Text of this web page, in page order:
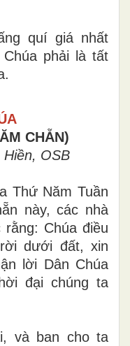
quí giá nhất
phải là tất
CHẴN)
Hiền, OSB
Thứ Năm Tuần
này, các nhà
Chúa điều
dưới đất, xin
lời Dân Chúa
đại chúng ta
và ban cho ta